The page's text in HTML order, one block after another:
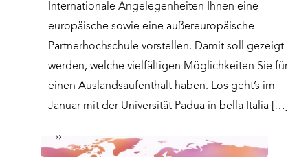
Internationale Angelegenheiten Ihnen eine
europäische sowie eine außereuropäische
Partnerhochschule vorstellen. Damit soll gezeigt
werden, welche vielfältigen Möglichkeiten Sie für
einen Auslandsaufenthalt haben. Los geht’s im
Januar mit der Universität Padua in bella Italia […]
››